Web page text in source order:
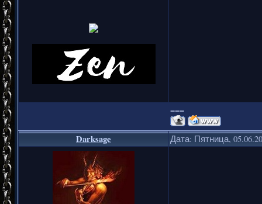
===
Darksage Дата: Пятница,